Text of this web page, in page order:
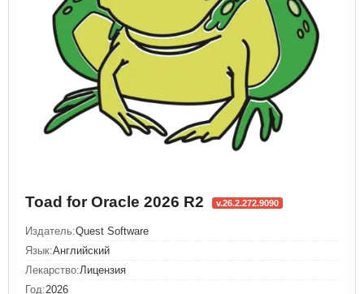
Toad for Oracle 2026 R2 v.26.2.272.9090
Издатель:Quest Software
Язык:Английский
Лекарство:Лицензия
Год:2026